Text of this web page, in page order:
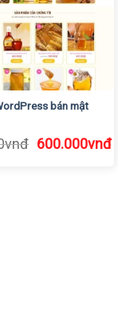
bán mật
vnđ Giá
600.000vnđ